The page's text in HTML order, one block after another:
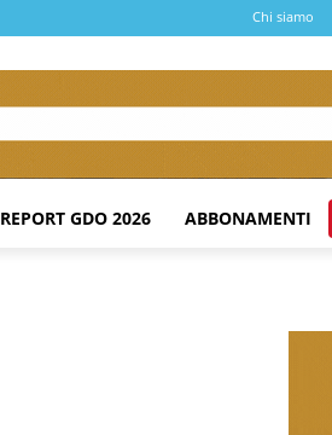
Chi siamo
REPORT GDO 2026 ABBONAMENTI